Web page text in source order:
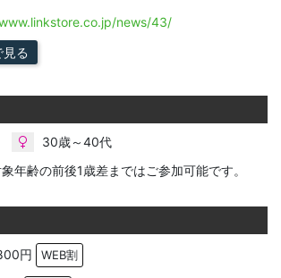
news/43/
る
30歳～40代
年齢の前後1歳差まではご参加可能です。
円 WEB割